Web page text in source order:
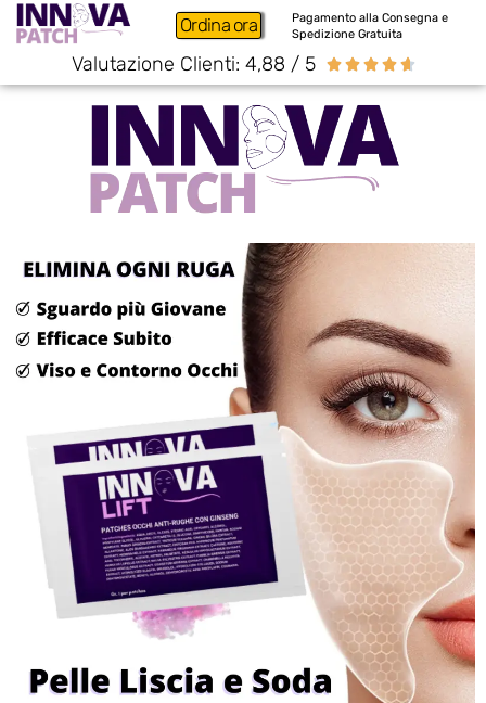
Ordina ora
Pagamento alla Consegna e
Spedizione Gratuita
Valutazione Clienti: 4,88 / 5     